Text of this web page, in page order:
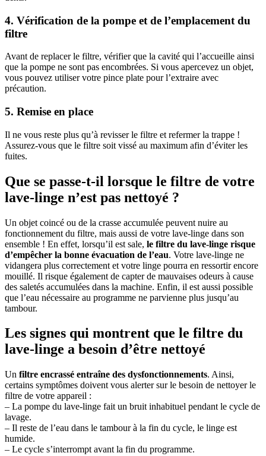
4. Vérification de la pompe et de l’emplacement du
filtre
Avant de replacer le filtre, vérifier que la cavité qui l’accueille ainsi
que la pompe ne sont pas encombrées. Si vous apercevez un objet,
vous pouvez utiliser votre pince plate pour l’extraire avec
précaution.
5. Remise en place
Il ne vous reste plus qu’à revisser le filtre et refermer la trappe !
Assurez-vous que le filtre soit vissé au maximum afin d’éviter les
fuites.
Que se passe-t-il lorsque le filtre de votre
lave-linge n’est pas nettoyé ?
Un objet coincé ou de la crasse accumulée peuvent nuire au
fonctionnement du filtre, mais aussi de votre lave-linge dans son
ensemble ! En effet, lorsqu’il est sale, le filtre du lave-linge risque
d’empêcher la bonne évacuation de l’eau. Votre lave-linge ne
vidangera plus correctement et votre linge pourra en ressortir encore
mouillé. Il risque également de capter de mauvaises odeurs à cause
des saletés accumulées dans la machine. Enfin, il est aussi possible
que l’eau nécessaire au programme ne parvienne plus jusqu’au
tambour.
Les signes qui montrent que le filtre du
lave-linge a besoin d’être nettoyé
Un filtre encrassé entraîne des dysfonctionnements. Ainsi,
certains symptômes doivent vous alerter sur le besoin de nettoyer le
filtre de votre appareil :
– La pompe du lave-linge fait un bruit inhabituel pendant le cycle de
lavage.
– Il reste de l’eau dans le tambour à la fin du cycle, le linge est
humide.
– Le cycle s’interrompt avant la fin du programme.